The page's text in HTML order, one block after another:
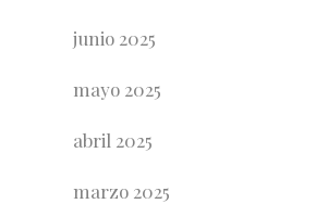
junio 2025
mayo 2025
abril 2025
marzo 2025